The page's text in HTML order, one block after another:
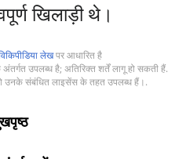
खिलाड़ी थे।
लेखपर आधारित है
उपलब्ध है; अतिरिक्त शर्तें लागू हो सकती हैं.
उनके संबंधित लाइसेंस के तहत उपलब्ध हैं।.